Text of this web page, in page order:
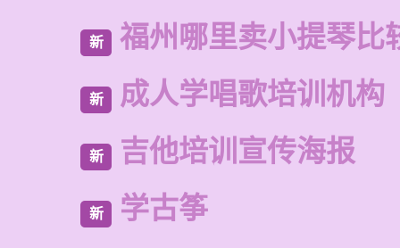
新 福州哪里卖小提琴比
新 成人学唱歌培训机构
新 吉他培训宣传海报
新 学古筝